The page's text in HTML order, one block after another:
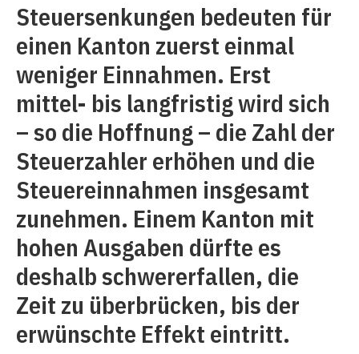
Steuersenkungen bedeuten für
einen Kanton zuerst einmal
weniger Einnahmen. Erst
mittel- bis langfristig wird sich
– so die Hoffnung – die Zahl der
Steuerzahler erhöhen und die
Steuereinnahmen insgesamt
zunehmen. Einem Kanton mit
hohen Ausgaben dürfte es
deshalb schwererfallen, die
Zeit zu überbrücken, bis der
erwünschte Effekt eintritt.